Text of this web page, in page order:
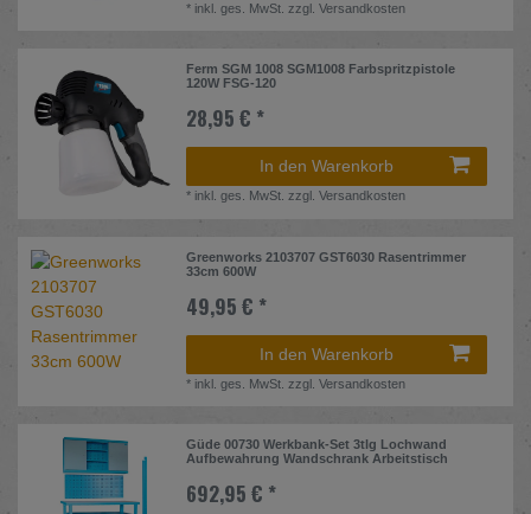
* inkl. ges. MwSt. zzgl.Versandkosten
Ferm SGM 1008 SGM1008 Farbspritzpistole
120W FSG-120
28,95 € *
In den Warenkorb
* inkl. ges. MwSt. zzgl.Versandkosten
Greenworks 2103707 GST6030 Rasentrimmer
33cm 600W
49,95 € *
In den Warenkorb
* inkl. ges. MwSt. zzgl.Versandkosten
Güde 00730 Werkbank-Set 3tlg Lochwand
Aufbewahrung Wandschrank Arbeitstisch
692,95 € *